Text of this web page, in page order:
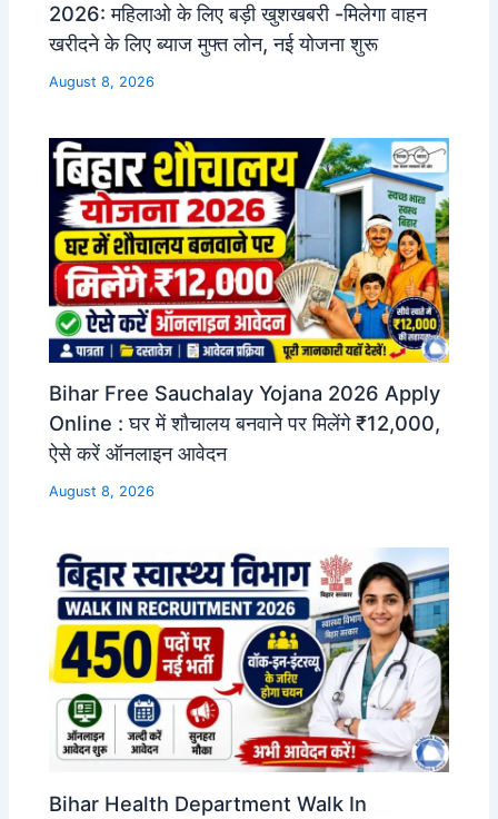
2026: महिलाओ के लिए बड़ी खुशखबरी -मिलेगा वाहन
खरीदने के लिए ब्याज मुफ्त लोन, नई योजना शुरू
August 8, 2026
Bihar Free Sauchalay Yojana 2026 Apply
Online : घर में शौचालय बनवाने पर मिलेंगे ₹12,000,
ऐसे करें ऑनलाइन आवेदन
August 8, 2026
Bihar Health Department Walk In